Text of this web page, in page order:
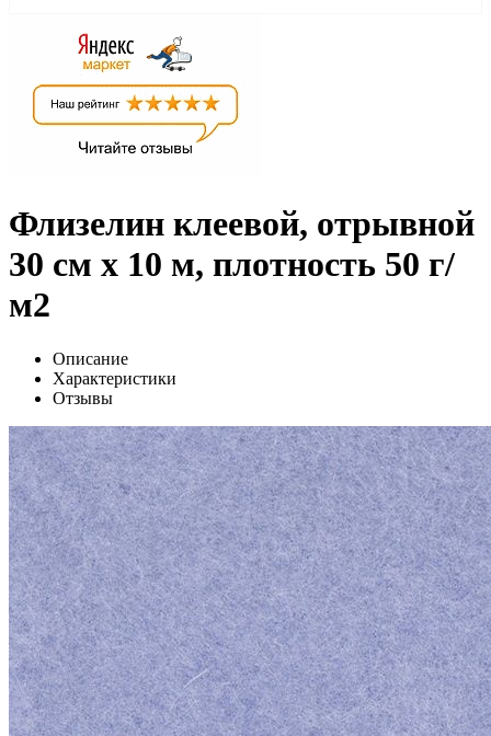
Флизелин клеевой, отрывной
30 см х 10 м, плотность 50 г/
м2
Описание
Характеристики
Отзывы